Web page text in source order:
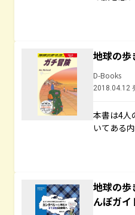
地球の歩
D-Books
2018.04.12
本書は4人
いてある
地球の歩
んぽガ